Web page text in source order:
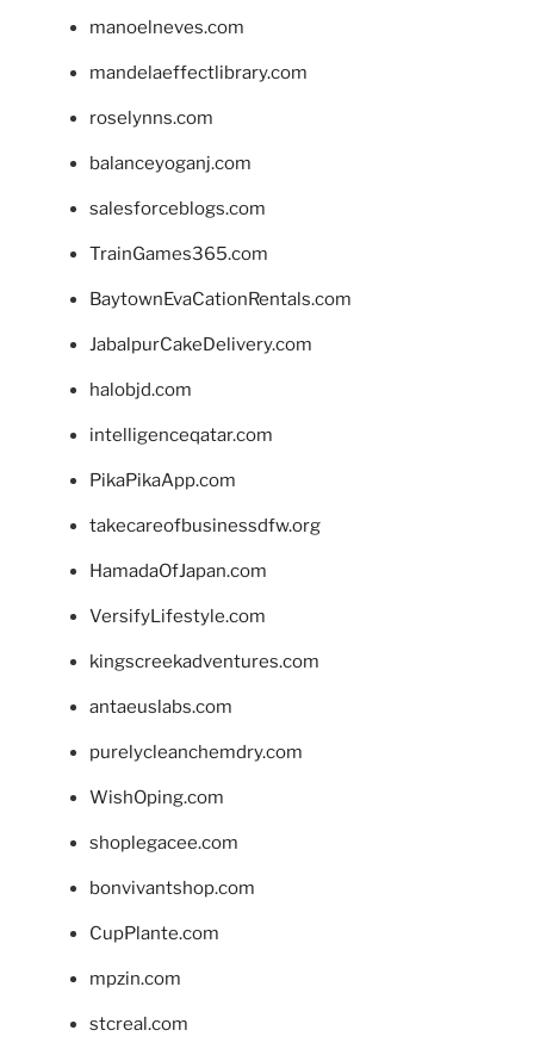
manoelneves.com
mandelaeffectlibrary.com
roselynns.com
balanceyoganj.com
salesforceblogs.com
TrainGames365.com
BaytownEvaCationRentals.com
JabalpurCakeDelivery.com
halobjd.com
intelligenceqatar.com
PikaPikaApp.com
takecareofbusinessdfw.org
HamadaOfJapan.com
VersifyLifestyle.com
kingscreekadventures.com
antaeuslabs.com
purelycleanchemdry.com
WishOping.com
shoplegacee.com
bonvivantshop.com
CupPlante.com
mpzin.com
stcreal.com